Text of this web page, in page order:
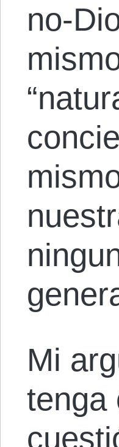
no-
Mi
tenga